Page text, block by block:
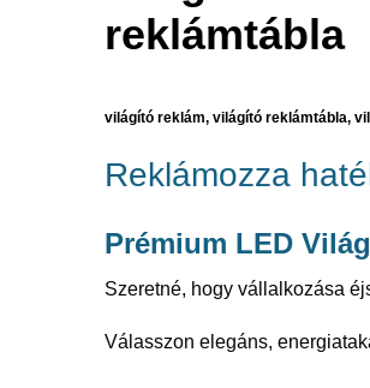
reklámtábla
világító reklám, világító reklámtábla,
Reklámozza
Prémium LED
Szeretné, hogy vállalkozása
Válasszon elegáns,